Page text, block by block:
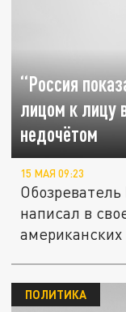
“Россия
лицом к лицу
недочётом
15 МАЯ 09:23
написал в
ПОЛИТИКА